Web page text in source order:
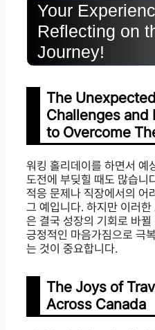
Your
Reflecting on
Journey!
The Unexpected
Challenges and
to Overcome
워킹 홀리데이를 하면서 예
도전에 부딪힐 때도 많습니
적응 문제나 직장에서의 어
그 예입니다. 하지만 이러한
은 결국 성장의 기회로 바뀔
긍정적인 마음가짐으로 극
는 것이 중요합니다.
The Joys of
Across Canada